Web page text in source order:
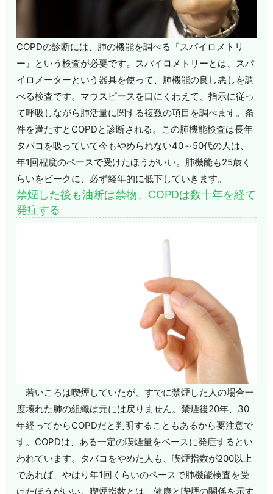
COPDの診断には、肺の機能を調べる『スパイロメトリ
ー』という検査が必要です。スパイロメトリーとは、スパ
イロメーターという器具を使って、肺機能の良し悪しを調
べる検査です。マウスピースを口にくわえて、指示に従っ
て呼吸しながら肺活量に関する複数の項目を調べます。条
件を満たすとCOPDと診断される。この肺機能検査は長年
タバコを吸っていて今もやめられない40～50代の人は、
年1回程度のペースで受けたほうがいい。肺機能も25歳く
らいをピークに、必ず経年的に低下していきます。
禁煙した後も油断は禁物、COPDは数十年を経て
発症する
若いころは喫煙していたが、すでに禁煙した人の場合一
度壊れた肺の組織は元には戻りません。禁煙後20年、30
年経ってからCOPDだと判明することもあるから要注意で
す。COPDは、ある一定の喫煙量をベースに発症するとい
われています。タバコをやめた人も、喫煙指数が200以上
であれば、やはり年1回くらいのペースで肺機能検査を受
けたほうがいい。喫煙指数とは、健康と喫煙の関係を示す